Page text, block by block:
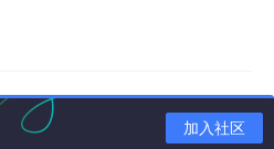
加入社区